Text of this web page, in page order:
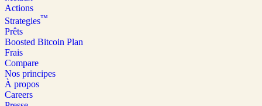
Actions
Strategies™
Prêts
Boosted Bitcoin Plan
Frais
Compare
Nos principes
À propos
Careers